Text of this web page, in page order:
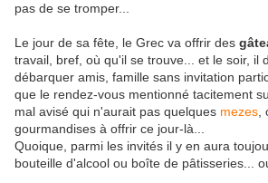
pas de se tromper...
Le jour de sa fête, le Grec va offrir des
travail, bref, où qu'il se trouve... et le soir, il
débarquer amis, famille sans invitation
que le rendez-vous mentionné tacitement
mal avisé qui n'aurait pas quelques mezes
gourmandises à offrir ce jour-là...
Quoique, parmi les invités il y en aura
bouteille d'alcool ou boîte de pâtisseries...